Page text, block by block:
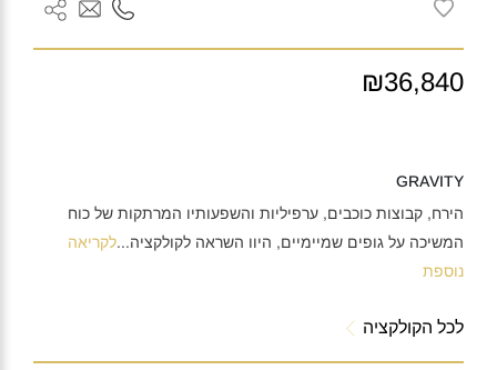
₪36,840
GRAVITY
הירח, קבוצות כוכבים, ערפיליות והשפעותיו המרתקות של כוח
המשיכה על גופים שמיימיים, היוו השראה לקולקציה...לקריאה
נוספת
לכל הקולקציה